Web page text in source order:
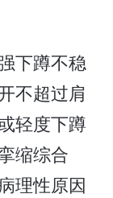
下蹲不稳
不超过肩
轻度下蹲
缩综合
理性原因